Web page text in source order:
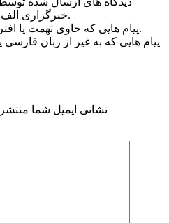
خبرگزاری الف در وب منتشر خواهد شد.
پیام هایی که حاوی تهمت یا افترا باشد منتشر نخواهد شد.
پیام هایی که به غیر از زبان فارسی
نشانی ایمیل شما